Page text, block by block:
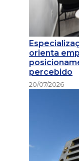
orienta
percebido
20/07/2026